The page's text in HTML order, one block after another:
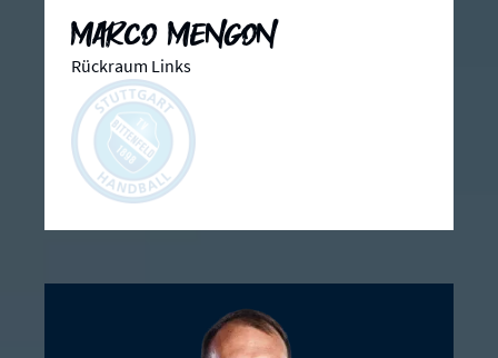
Marco Mengon
Rückraum Links